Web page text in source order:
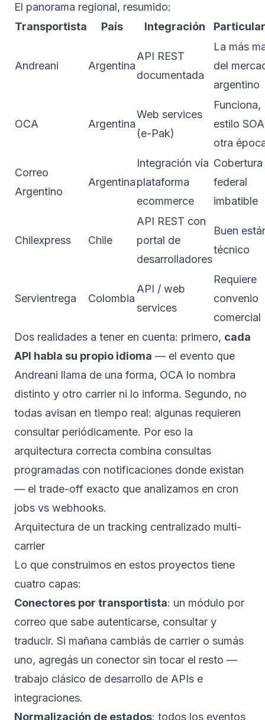
El panorama regional, resumido:
Transportista
País Integración
Andreani Argentina
API REST
documentada
La más
del
argentino
OCA Argentina
Web services
(e-Pak)
Funciona,
estilo
otra
Correo
Argentino
Argentina
Integración vía
plataforma
ecommerce
Cobertura
federal
imbatible
Chilexpress Chile
API REST con
portal de
desarrolladores
Buen
técnico
Servientrega Colombia
API / web
services
Requiere
convenio
comercial
Dos realidades a tener en cuenta: primero, cada
API habla su propio idioma — el evento que
Andreani llama de una forma, OCA lo nombra
distinto y otro carrier ni lo informa. Segundo, no
todas avisan en tiempo real: algunas requieren
consultar periódicamente. Por eso la
arquitectura correcta combina consultas
programadas con notificaciones donde existan
— el trade-off exacto que analizamos en cron
jobs vs webhooks.
Arquitectura de un tracking centralizado multi-
carrier
Lo que construimos en estos proyectos tiene
cuatro capas:
Conectores por transportista: un módulo por
correo que sabe autenticarse, consultar y
traducir. Si mañana cambiás de carrier o sumás
uno, agregás un conector sin tocar el resto —
trabajo clásico de desarrollo de APIs e
integraciones.
Normalización de estados: todos los eventos